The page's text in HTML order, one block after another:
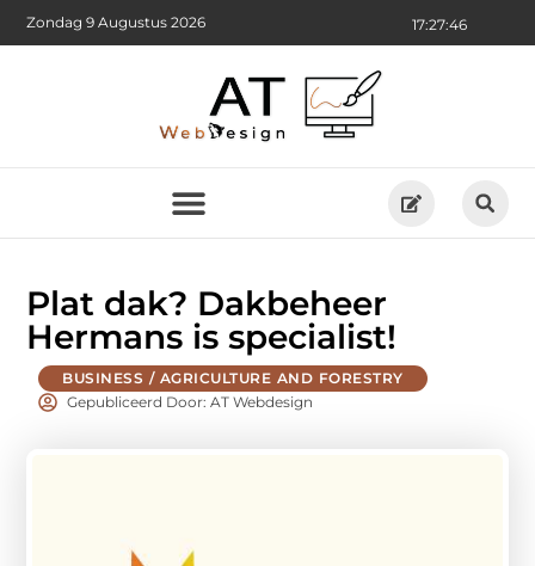
17:27:47
Zondag 9 Augustus 2026
Plat dak? Dakbeheer
Hermans is specialist!
BUSINESS / AGRICULTURE AND FORESTRY
Gepubliceerd Door: AT Webdesign